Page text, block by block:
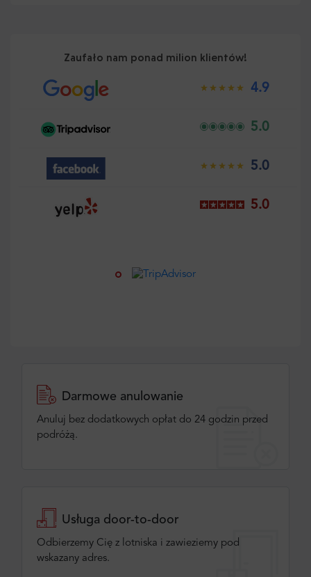
Zaufało nam ponad milion klientów!
4.9
5.0
5.0
5.0
Darmowe anulowanie
Anuluj bez dodatkowych opłat do 24 godzin przed
podróżą.
Usługa door-to-door
Odbierzemy Cię z lotniska i zawieziemy pod
wskazany adres.